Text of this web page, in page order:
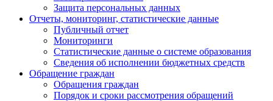
Защита персональных данных
Отчеты, мониторинг, статистические данные
Публичный отчет
Мониторинги
Статистические данные о системе образования
Сведения об исполнении бюджетных средств
Обращение граждан
Обращения граждан
Порядок и сроки рассмотрения обращений